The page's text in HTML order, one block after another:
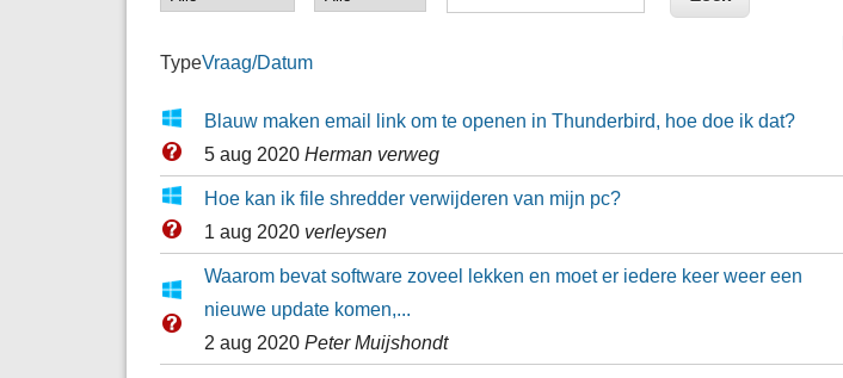
TypeVraag/Datum
Blauw maken email link om te openen in Thunderbird, hoe doe ik dat?
5 aug 2020 Herman verweg
Hoe kan ik file shredder verwijderen van mijn pc?
1 aug 2020 verleysen
Waarom bevat software zoveel lekken en moet er iedere keer weer een
nieuwe update komen,...
2 aug 2020 Peter Muijshondt